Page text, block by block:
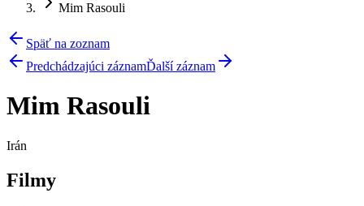
Mim Rasouli
Späť na zoznam
Predchádzajúci záznamĎalší záznam
Mim Rasouli
Irán
Filmy